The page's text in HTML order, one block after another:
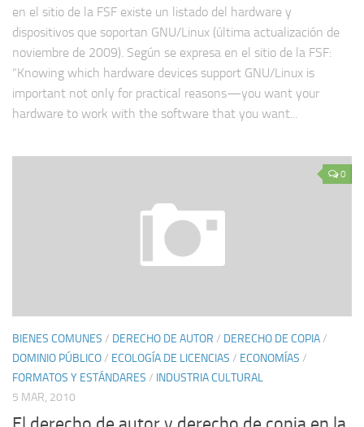
en el sitio de la FSF existe un listado del hardware y
dispositivos que soportan GNU/Linux (última actualización de
noviembre de 2009). Según se expresa en el sitio de la FSF:
“Knowing which hardware devices support GNU/Linux is
important not only for practical reasons—you want your
hardware to work with the software that you want...
0
BIENES COMUNES / DERECHO DE AUTOR / DERECHO DE COPIA/
DOMINIO PÚBLICO/ ECOLOGÍA DE LICENCIAS / ECONOMÍAS /
FORMATOS Y ESTÁNDARES / INDUSTRIA CULTURAL
5 MAR, 2010